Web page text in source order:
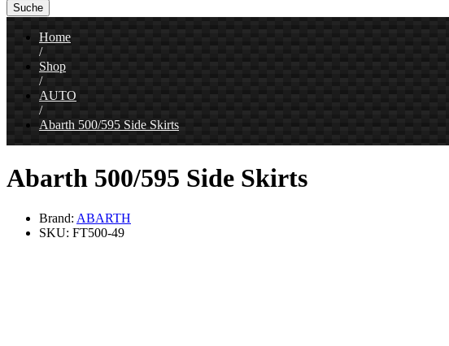
Suche
Home
/
Shop
/
AUTO
/
Abarth 500/595 Side Skirts
Abarth 500/595 Side Skirts
Brand: ABARTH
SKU: FT500-49